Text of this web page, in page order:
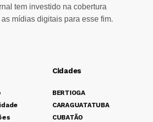
tem investido na cobertura
mídias digitais para esse fim.
Cidades
BERTIOGA
CARAGUATATUBA
CUBATÃO